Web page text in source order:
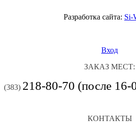
Разработка сайта: Si-
Вход
ЗАКАЗ МЕСТ:
(383) 218-80-70 (после 16-
КОНТАКТЫ